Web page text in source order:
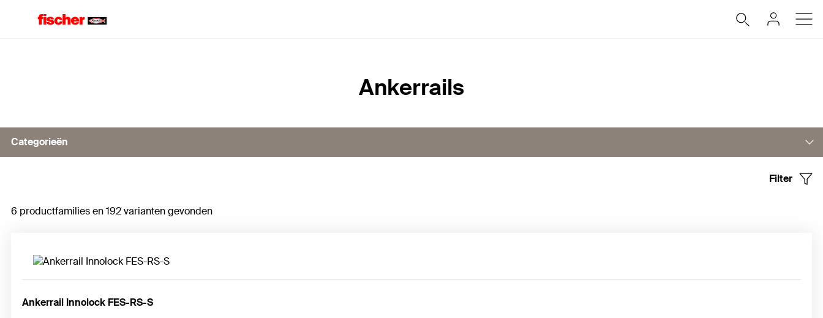
Ankerrails
Categorieën
Filter
6 productfamilies en 192 varianten gevonden
Ankerrail Innolock FES-RS-S